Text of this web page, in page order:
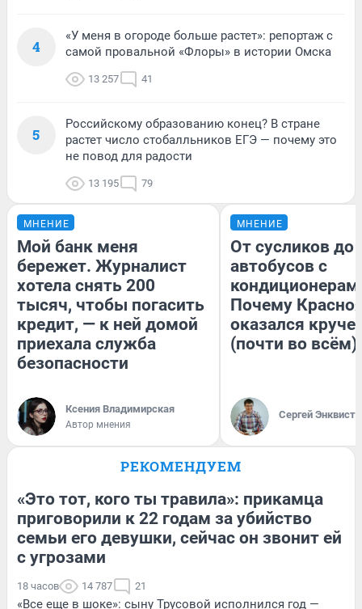
4
«У меня в огороде больше растет»: репортаж с
самой провальной «Флоры» в истории Омска
13 257 41
5
Российскому образованию конец? В стране
растет число стобалльников ЕГЭ — почему это
не повод для радости
13 195 79
МНЕНИЕ
Мой банк меня
бережет. Журналист
хотела снять 200
тысяч, чтобы погасить
кредит, — к ней домой
приехала служба
безопасности
Ксения Владимирская
Автор мнения
МНЕНИЕ
От сусликов до
автобусов с
Почему
оказался
(почти во всём)
Сергей Энквист
РЕКОМЕНДУЕМ
«Это тот, кого ты травила»: прикамца
приговорили к 22 годам за убийство
семьи его девушки, сейчас он звонит ей
с угрозами
18 часов 14 787 21
«Все еще в шоке»: сыну Трусовой исполнился год —